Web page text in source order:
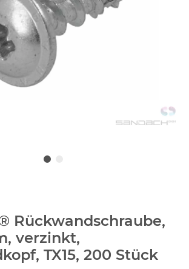
Rückwandschraube,
verzinkt,
TX15, 200 Stück